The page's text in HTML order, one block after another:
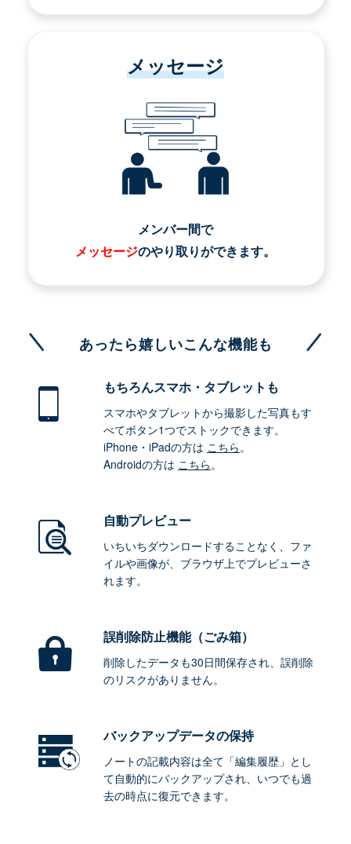
メッセージ
メンバー間で
メッセージのやり取りができます。
あったら嬉しいこんな機能も
もちろんスマホ・タブレットも
スマホやタブレットから撮影した写真もす
べてボタン1つでストックできます。
iPhone・iPadの方は こちら。
Androidの方は こちら。
自動プレビュー
いちいちダウンロードすることなく、ファ
イルや画像が、ブラウザ上でプレビューさ
れます。
誤削除防止機能（ごみ箱）
削除したデータも30日間保存され、誤削除
のリスクがありません。
バックアップデータの保持
ノートの記載内容は全て「編集履歴」とし
て自動的にバックアップされ、いつでも過
去の時点に復元できます。